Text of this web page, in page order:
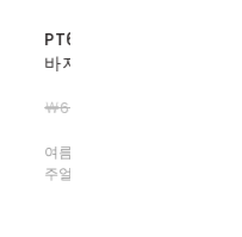
ACC377 | 하드웨어 미
브레이슬릿
￦108,000
하나의 조각품을 손목에 얹은
려한 링크가 빚어내는 조용한